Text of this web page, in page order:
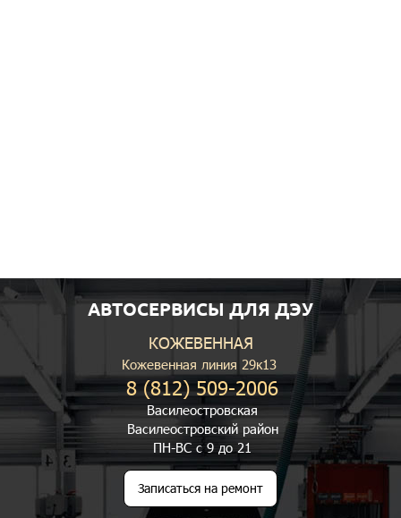
АВТОСЕРВИСЫ ДЛЯ ДЭУ
КОЖЕВЕННАЯ
Кожевенная линия 29к13
8 (812) 509-2006
Василеостровская
Василеостровский район
ПН-ВС с 9 до 21
Записаться на ремонт